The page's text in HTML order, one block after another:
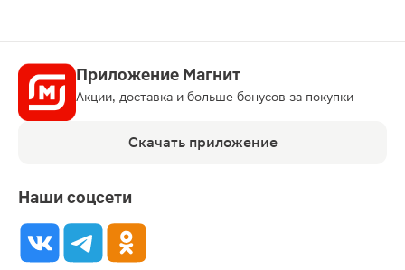
Приложение Магнит
Акции, доставка и больше бонусов за покупки
Скачать приложение
Наши соцсети